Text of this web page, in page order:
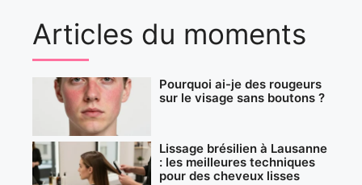
Articles du moments
Pourquoi ai-je des rougeurs
sur le visage sans boutons ?
Lissage brésilien à Lausanne
: les meilleures techniques
pour des cheveux lisses